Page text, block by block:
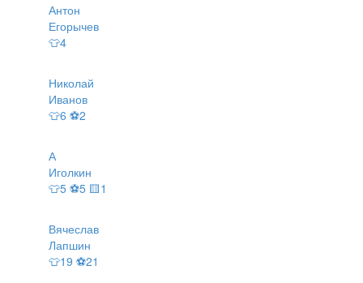
Антон
Егорычев
👕4
Николай
Иванов
👕6 ⚽2
А
Иголкин
👕5 ⚽5 🟨1
Вячеслав
Лапшин
👕19 ⚽21